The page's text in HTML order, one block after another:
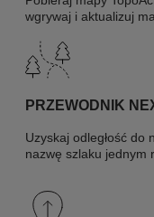
wgrywaj i aktualizuj
PRZEWODNIK
Uzyskaj odległość do
nazwę szlaku jednym